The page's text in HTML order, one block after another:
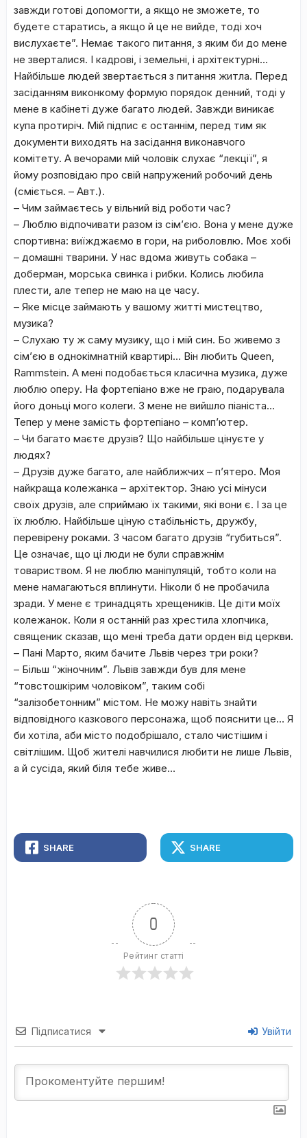
завжди готові допомогти, а якщо не зможете, то
будете старатись, а якщо й це не вийде, тоді хоч
вислухаєте”. Немає такого питання, з яким би до мене
не зверталися. І кадрові, і земельні, і архітектурні…
Найбільше людей звертається з питання житла. Перед
засіданням виконкому формую порядок денний, тоді у
мене в кабінеті дуже багато людей. Завжди виникає
купа протиріч. Мій підпис є останнім, перед тим як
документи виходять на засідання виконавчого
комітету. А вечорами мій чоловік слухає “лекції”, я
йому розповідаю про свій напружений робочий день
(сміється. – Авт.).
– Чим займаєтесь у вільний від роботи час?
– Люблю відпочивати разом із сім’єю. Вона у мене дуже
спортивна: виїжджаємо в гори, на риболовлю. Моє хобі
– домашні тварини. У нас вдома живуть собака –
доберман, морська свинка і рибки. Колись любила
плести, але тепер не маю на це часу.
– Яке місце займають у вашому житті мистецтво,
музика?
– Слухаю ту ж саму музику, що і мій син. Бо живемо з
сім’єю в однокімнатній квартирі… Він любить Queen,
Rammstein. А мені подобається класична музика, дуже
люблю оперу. На фортепіано вже не граю, подарувала
його доньці мого колеги. З мене не вийшло піаніста…
Тепер у мене замість фортепіано – комп’ютер.
– Чи багато маєте друзів? Що найбільше цінуєте у
людях?
– Друзів дуже багато, але найближчих – п’ятеро. Моя
найкраща колежанка – архітектор. Знаю усі мінуси
своїх друзів, але сприймаю їх такими, які вони є. І за це
їх люблю. Найбільше ціную стабільність, дружбу,
перевірену роками. З часом багато друзів “губиться”.
Це означає, що ці люди не були справжнім
товариством. Я не люблю маніпуляцій, тобто коли на
мене намагаються вплинути. Ніколи б не пробачила
зради. У мене є тринадцять хрещеників. Це діти моїх
колежанок. Коли я останній раз хрестила хлопчика,
священик сказав, що мені треба дати орден від церкви.
– Пані Марто, яким бачите Львів через три роки?
– Більш “жіночним”. Львів завжди був для мене
“товстошкірим чоловіком”, таким собі
“залізобетонним” містом. Не можу навіть знайти
відповідного казкового персонажа, щоб пояснити це… Я
би хотіла, аби місто подобрішало, стало чистішим і
світлішим. Щоб жителі навчилися любити не лише Львів,
а й сусіда, який біля тебе живе…
SHARE SHARE
0
Рейтинг статті
Підписатися Увійти